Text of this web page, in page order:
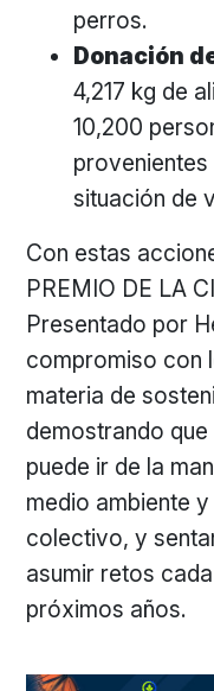
perros.
Donación
4,217 kg de
10,200
situación de
Con estas
PREMIO DE LA
Presentado por
compromiso con
materia de
demostrando
puede ir de la
medio ambiente
colectivo, y
asumir retos
próximos años.